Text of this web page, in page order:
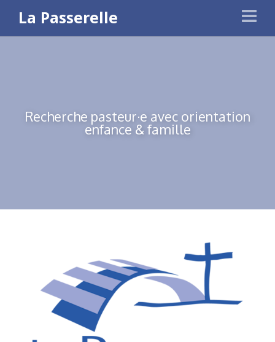
La Passerelle
Recherche pasteur·e avec orientation
enfance & famille